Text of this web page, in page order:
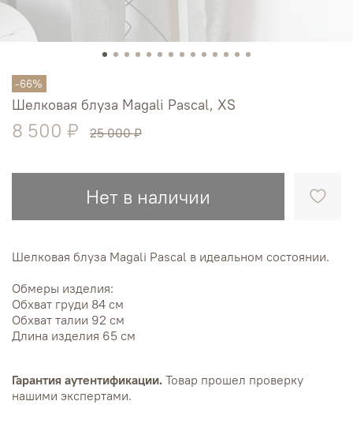
-66%
Шелковая блуза Magali Pascal, XS
8 500 ₽ 25 000 ₽
Нет в наличии
Шелковая блуза Magali Pascal в идеальном состоянии.
Обмеры изделия:
Обхват груди 84 см
Обхват талии 92 см
Длина изделия 65 см
Гарантия аутентификации. Товар прошел проверку
нашими экспертами.